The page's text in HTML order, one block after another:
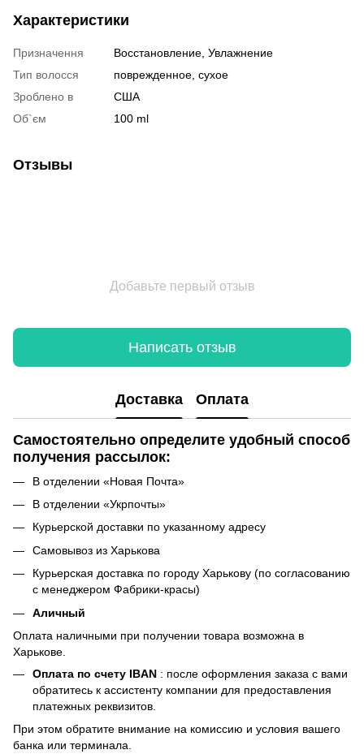
Характеристики
Призначення
Восстановление, Увлажнение
Тип волосся
поврежденное, сухое
Зроблено в
США
Об`єм
100 ml
Отзывы
Добавьте первый отзыв
Написать отзыв
Доставка Оплата
Самостоятельно определите удобный способ
получения рассылок:
В отделении «Новая Почта»
В отделении «Укрпочты»
Курьерской доставки по указанному адресу
Самовывоз из Харькова
Курьерская доставка по городу Харькову (по согласованию
с менеджером Фабрики-красы)
Аличный
Оплата наличными при получении товара возможна в
Харькове.
Оплата по счету IBAN : после оформления заказа с вами
обратитесь к ассистенту компании для предоставления
платежных реквизитов.
При этом обратите внимание на комиссию и условия вашего
банка или терминала.